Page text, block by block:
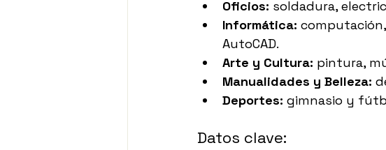
Oficios: soldadura,
Informática:
AutoCAD.
Arte y Cultura: pintura,
Manualidades y Belleza:
Deportes: gimnasio y
Datos clave: